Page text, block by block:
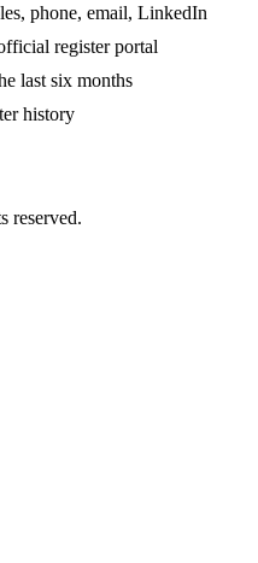
phone, email, LinkedIn
register portal
last six months
history
reserved.